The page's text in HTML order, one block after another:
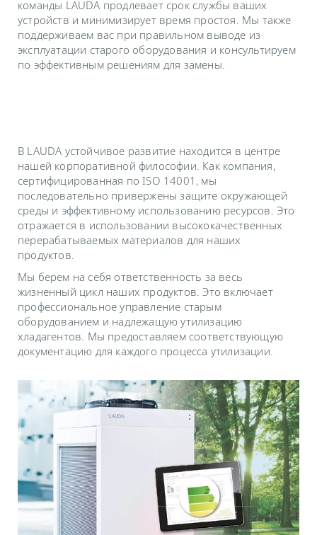
команды LAUDA продлевает срок службы ваших
устройств и минимизирует время простоя. Мы также
поддерживаем вас при правильном выводе из
эксплуатации старого оборудования и консультируем
по эффективным решениям для замены.
В LAUDA устойчивое развитие находится в центре
нашей корпоративной философии. Как компания,
сертифицированная по ISO 14001, мы
последовательно привержены защите окружающей
среды и эффективному использованию ресурсов. Это
отражается в использовании высококачественных
перерабатываемых материалов для наших
продуктов.
Мы берем на себя ответственность за весь
жизненный цикл наших продуктов. Это включает
профессиональное управление старым
оборудованием и надлежащую утилизацию
хладагентов. Мы предоставляем соответствующую
документацию для каждого процесса утилизации.